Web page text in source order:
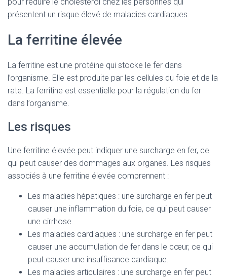
présentent un risque élevé de maladies cardiaques.
La ferritine élevée
La ferritine est une protéine qui stocke le fer dans
l’organisme. Elle est produite par les cellules du foie et de la
rate. La ferritine est essentielle pour la régulation du fer
dans l’organisme.
Les risques
Une ferritine élevée peut indiquer une surcharge en fer, ce
qui peut causer des dommages aux organes. Les risques
associés à une ferritine élevée comprennent :
Les maladies hépatiques : une surcharge en fer peut
causer une inflammation du foie, ce qui peut causer
une cirrhose.
Les maladies cardiaques : une surcharge en fer peut
causer une accumulation de fer dans le cœur, ce qui
peut causer une insuffisance cardiaque.
Les maladies articulaires : une surcharge en fer peut